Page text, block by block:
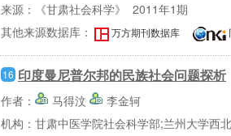
来源：《甘肃社会科学》 2011年1期
其他来源数据库：
万方期刊数据库
16 印度曼尼普尔邦的民族社会问题探析
作者：
马得汶
李金轲
机构：甘肃中医学院社会科学部;兰州大学西